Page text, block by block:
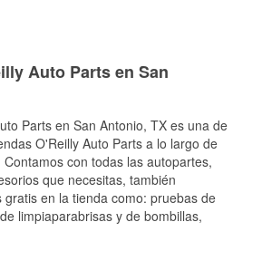
Auto Parts en San
Parts en San Antonio, TX es una de
O'Reilly Auto Parts a lo largo de
con todas las autopartes,
que necesitas, también
gratis en la tienda como: pruebas de
limpiaparabrisas y de bombillas,